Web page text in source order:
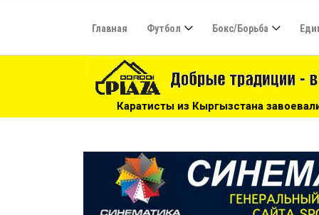
Главная Футбол Бокс/борьба
из Кыргызстана завоевали 24 медали на